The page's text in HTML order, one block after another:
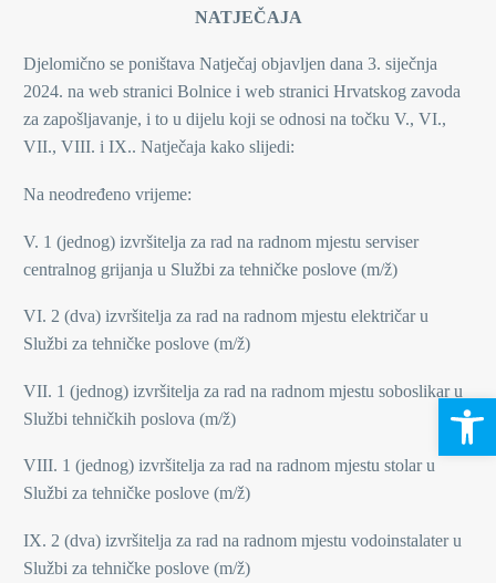
NATJEČAJA
Djelomično se poništava Natječaj objavljen dana 3. siječnja
2024. na web stranici Bolnice i web stranici Hrvatskog zavoda
za zapošljavanje, i to u dijelu koji se odnosi na točku V., VI.,
VII., VIII. i IX.. Natječaja kako slijedi:
Na neodređeno vrijeme:
V. 1 (jednog) izvršitelja za rad na radnom mjestu serviser
centralnog grijanja u Službi za tehničke poslove (m/ž)
VI. 2 (dva) izvršitelja za rad na radnom mjestu električar u
Službi za tehničke poslove (m/ž)
VII. 1 (jednog) izvršitelja za rad na radnom mjestu soboslikar u
Službi tehničkih poslova (m/ž)
VIII. 1 (jednog) izvršitelja za rad na radnom mjestu stolar u
Službi za tehničke poslove (m/ž)
IX. 2 (dva) izvršitelja za rad na radnom mjestu vodoinstalater u
Službi za tehničke poslove (m/ž)